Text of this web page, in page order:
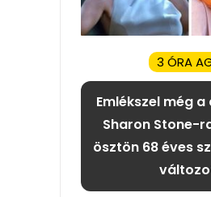
3 ÓRA
Emlékszel még
Sharon Stone-
ösztön 68 éves